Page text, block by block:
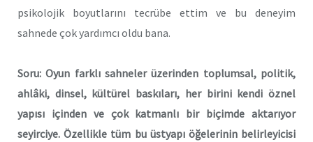
psikolojik boyutlarını tecrübe ettim ve bu deneyim
sahnede çok yardımcı oldu bana.
Soru: Oyun farklı sahneler üzerinden toplumsal, politik,
ahlâki, dinsel, kültürel baskıları, her birini kendi öznel
yapısı içinden ve çok katmanlı bir biçimde aktarıyor
seyirciye. Özellikle tüm bu üstyapı öğelerinin belirleyicisi